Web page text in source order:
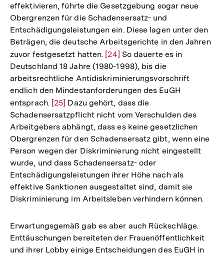
effektivieren, führte die Gesetzgebung sogar neue
Obergrenzen für die Schadensersatz- und
Entschädigungsleistungen ein. Diese lagen unter den
Beträgen, die deutsche Arbeitsgerichte in den Jahren
zuvor festgesetzt hatten. Zur
Auflösung
der
Fußnote
[24] So dauerte es in
Deutschland 18 Jahre (1980-1998), bis die
arbeitsrechtliche Antidiskriminierungsvorschrift
endlich den Mindestanforderungen des EuGH
entsprach. Zur
Auflösung
der
Fußnote
[25] Dazu gehört, dass die
Schadensersatzpflicht nicht vom Verschulden des
Arbeitgebers abhängt, dass es keine gesetzlichen
Obergrenzen für den Schadensersatz gibt, wenn eine
Person wegen der Diskriminierung nicht eingestellt
wurde, und dass Schadensersatz- oder
Entschädigungsleistungen ihrer Höhe nach als
effektive Sanktionen ausgestaltet sind, damit sie
Diskriminierung im Arbeitsleben verhindern können.
Erwartungsgemäß gab es aber auch Rückschläge.
Enttäuschungen bereiteten der Frauenöffentlichkeit
und ihrer Lobby einige Entscheidungen des EuGH in